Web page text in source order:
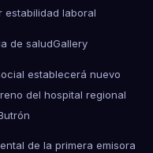
estabilidad laboral
de saludGallery
establecerá nuevo
del hospital regional
de la primera emisora